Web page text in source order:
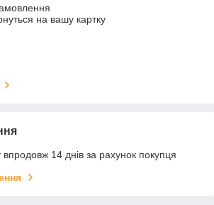
на вашу картку
14 днів за рахунок покупця